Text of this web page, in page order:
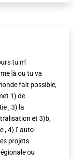
tu m’
là ou tu va
fait possible,
1) de
, 3) la
et 3)b,
, 4) l’ auto-
projets
ou